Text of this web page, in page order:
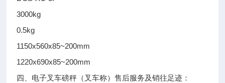
3000kg
0.5kg
1150x560x85~200mm
1220x690x85~200mm
四、电子叉车磅秤（叉车称）售后服务及销往足迹：